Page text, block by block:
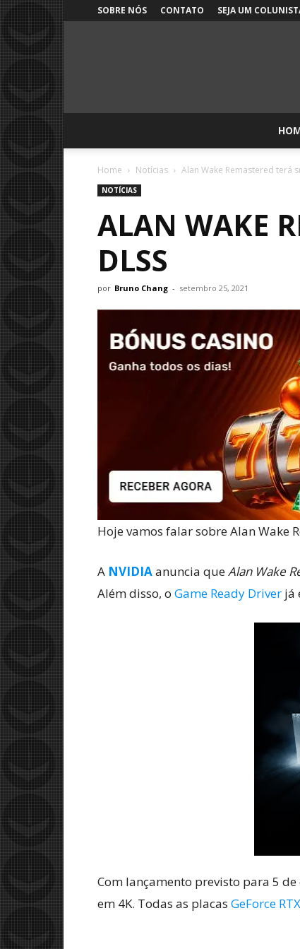
SOBRE NÓS CONTATO SEJA UM
Home Notícias Alan Wake Remastered terá
NOTÍCIAS
ALAN WAKE
DLSS
por Bruno Chang - setembro 25, 2021
Hoje vamos falar sobre Alan Wake
A NVIDIAanuncia queAlan Wake
Além disso, o Game Ready Driver já
Com lançamento previsto para 5
em 4K. Todas as placas GeForce RTX